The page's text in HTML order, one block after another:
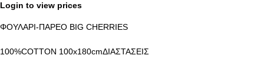
Login to view prices
ΦΟΥΛΑΡΙ-ΠΑΡΕΟ BIG CHERRIES
100%COTTON 100x180cmΔΙΑΣΤΑΣΕΙΣ